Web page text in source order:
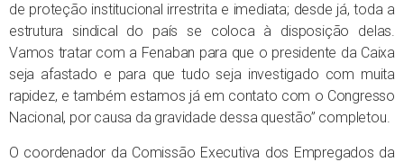
de proteção institucional irrestrita e imediata; desde já, toda a
estrutura sindical do país se coloca à disposição delas.
Vamos tratar com a Fenaban para que o presidente da Caixa
seja afastado e para que tudo seja investigado com muita
rapidez, e também estamos já em contato com o Congresso
Nacional, por causa da gravidade dessa questão” completou.
O coordenador da Comissão Executiva dos Empregados da